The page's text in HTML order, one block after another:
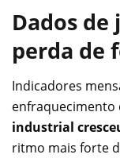
Dados
perda de
Indicadores
enfraquecimento
industrial
ritmo mais forte